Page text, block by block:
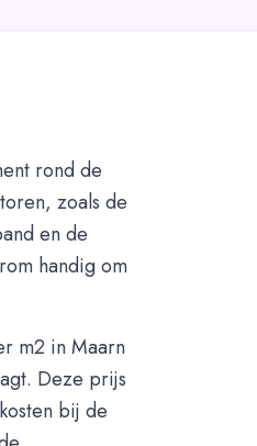
rond de
zoals de
en de
handig om
m2 in Maarn
Deze prijs
bij de